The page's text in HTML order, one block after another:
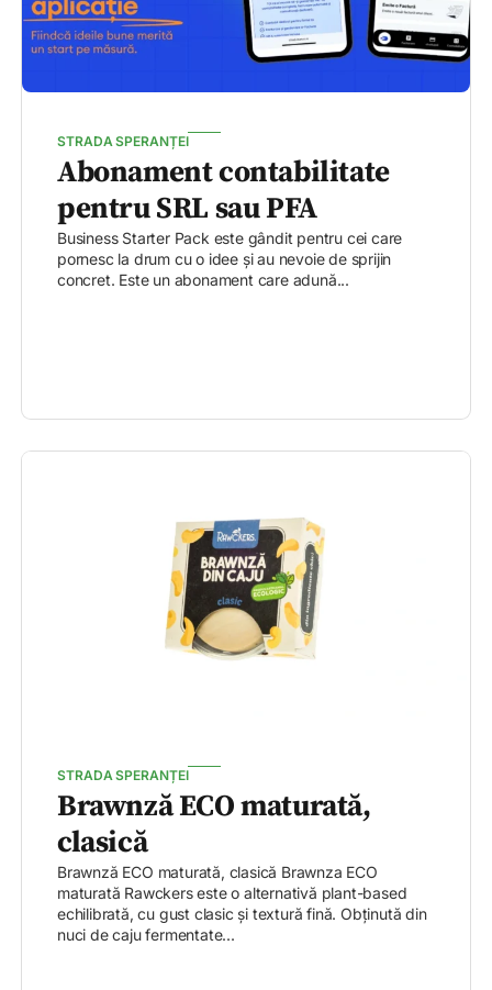
STRADA SPERANȚEI
Abonament contabilitate
pentru SRL sau PFA
Business Starter Pack este gândit pentru cei care
pornesc la drum cu o idee și au nevoie de sprijin
concret. Este un abonament care adună...
STRADA SPERANȚEI
Brawnză ECO maturată,
clasică
Brawnză ECO maturată, clasică Brawnza ECO
maturată Rawckers este o alternativă plant-based
echilibrată, cu gust clasic și textură fină. Obținută din
nuci de caju fermentate...